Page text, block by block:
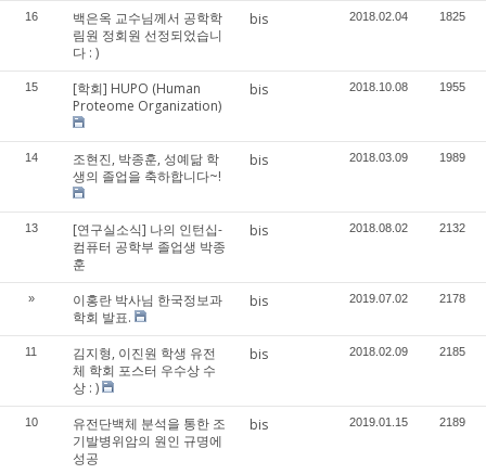
16
백은옥 교수님께서 공학학
림원 정회원 선정되었습니
다 : )
bis 2018.02.04 1825
15
[학회] HUPO (Human
Proteome Organization)
bis 2018.10.08 1955
14
조현진, 박종훈, 성예닮 학
생의 졸업을 축하합니다~!
bis 2018.03.09 1989
13
[연구실소식] 나의 인턴십-
컴퓨터 공학부 졸업생 박종
훈
bis 2018.08.02 2132
»
이홍란 박사님 한국정보과
학회 발표.
bis 2019.07.02 2178
11
김지형, 이진원 학생 유전
체 학회 포스터 우수상 수
상 : )
bis 2018.02.09 2185
10
유전단백체 분석을 통한 조
기발병위암의 원인 규명에
성공
bis 2019.01.15 2189